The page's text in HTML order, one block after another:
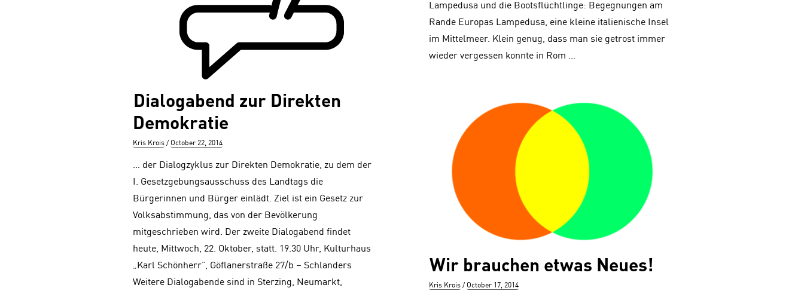
Lampedusa und die Bootsflüchtlinge: Begegnungen am
Rande Europas Lampedusa, eine kleine italienische Insel
im Mittelmeer. Klein genug, dass man sie getrost immer
wieder vergessen konnte in Rom …
Dialogabend zur Direkten
Demokratie
Author
Kris Krois
Posted
October 22, 2014
… der Dialogzyklus zur Direkten Demokratie, zu dem der
I. Gesetzgebungsausschuss des Landtags die
Bürgerinnen und Bürger einlädt. Ziel ist ein Gesetz zur
Volksabstimmung, das von der Bevölkerung
mitgeschrieben wird. Der zweite Dialogabend findet
heute, Mittwoch, 22. Oktober, statt. 19.30 Uhr, Kulturhaus
„Karl Schönherr”, Göflanerstraße 27/b – Schlanders
Weitere Dialogabende sind in Sterzing, Neumarkt,
Wir brauchen etwas Neues!
Author
Kris Krois
Posted
October 17, 2014